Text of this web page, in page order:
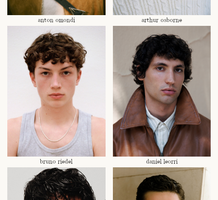
anton omondi arthur osborne
bruno riedel daniel leorri